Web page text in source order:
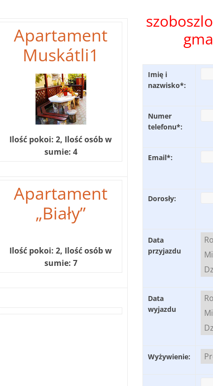
Apartament
Muskátli1
Ilość pokoi: 2, Ilość osób w
sumie: 4
Apartament
„Biały”
Ilość pokoi: 2, Ilość osób w
sumie: 7
Imię i
nazwisko*:
Numer
telefonu*:
Email*:
Dorosły:
Data
przyjazdu
Data
wyjazdu
Wyżywienie: